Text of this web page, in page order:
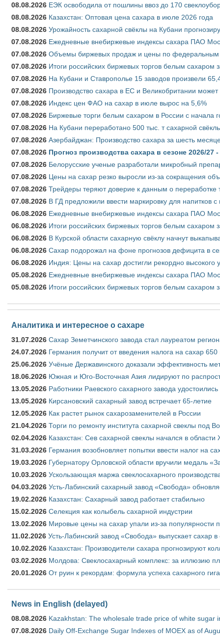
08.08.2026 ЕЭК освободила от пошлины ввоз до 170
08.08.2026 Казахстан: Оптовая цена сахара в июле 2026 года
08.08.2026 Урожайность сахарной свёклы на Кубани
07.08.2026 Ежедневные внебиржевые индексы сахара ПАО
07.08.2026 Объемы биржевых продаж и цены по федеральным
07.08.2026 Итоги российских биржевых торгов белым сахаром
07.08.2026 На Кубани и Ставрополье 15 заводов произвели
07.08.2026 Производство сахара в ЕС и Великобритании
07.08.2026 Индекс цен ФАО на сахар в июле вырос на 5,6%
07.08.2026 Биржевые торги белым сахаром в России с начала
07.08.2026 На Кубани переработано 500 тыс. т сахарной
07.08.2026 Азербайджан: Производство сахара за шесть
07.08.2026 Прогноз производства сахара в сезоне 2026/
07.08.2026 Белорусские ученые разработали микробный
07.08.2026 Цены на сахар резко выросли из-за сокращения
07.08.2026 Трейдеры теряют доверие к данным о переработке
07.08.2026 В ГД предложили ввести маркировку для напитков
06.08.2026 Ежедневные внебиржевые индексы сахара ПАО
06.08.2026 Итоги российских биржевых торгов белым сахаром
06.08.2026 В Курской области сахарную свёклу начнут
06.08.2026 Сахар подорожал на фоне прогнозов дефицита в
06.08.2026 Индия: Цены на сахар достигли рекордно высокого
05.08.2026 Ежедневные внебиржевые индексы сахара ПАО
05.08.2026 Итоги российских биржевых торгов белым сахаром
Аналитика и интересное о сахаре
31.07.2026 Сахар Земетчинского завода стал лауреатом
24.07.2026 Германия получит от введения налога на сахар
25.06.2026 Учёные Державинского доказали эффективность
18.06.2026 Южная и Юго-Восточная Азия лидируют по
13.05.2026 Работники Раевского сахарного завода удостоились
13.05.2026 Кирсановский сахарный завод встречает 65-летие
12.05.2026 Как растет рынок сахарозаменителей в России
21.04.2026 Торги по ремонту института сахарной свеклы под
02.04.2026 Казахстан: Сев сахарной свеклы начался в области
31.03.2026 Германия возобновляет попытки ввести налог на
19.03.2026 Губернатору Орловской области вручили медаль
10.03.2026 Ускользающая маржа свеклосахарного
04.03.2026 Усть-Лабинский сахарный завод «Свобода»
19.02.2026 Казахстан: Сахарный завод работает стабильно
15.02.2026 Селекция как колыбель сахарной индустрии
13.02.2026 Мировые цены на сахар упали из-за популярности
11.02.2026 Усть-Лабинский завод «Свобода» выпускает сахар в
10.02.2026 Казахстан: Производители сахара прогнозируют
03.02.2026 Молдова: Свеклосахарный комплекс: за иллюзию
20.01.2026 От руин к рекордам: формула успеха сахарного
News in English (delayed)
08.08.2026 Kazakhstan: The wholesale trade price of white sugar
07.08.2026 Daily Off-Exchange Sugar Indexes of MOEX as of